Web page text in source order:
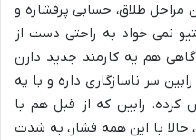
مراحل طلاق، حسابی پرفشاره و
نمی خواد به راحتی دست از
هم یه کارمند جدید دارن
سر ناسازگاری داره و با یه
رابین که از قبل هم با
حالا با این همه فشار، به شدت